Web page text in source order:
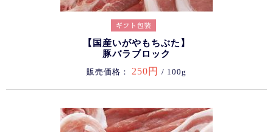
【国産いがやもちぶた】
豚バラブロック
販売価格： 250円 / 100g